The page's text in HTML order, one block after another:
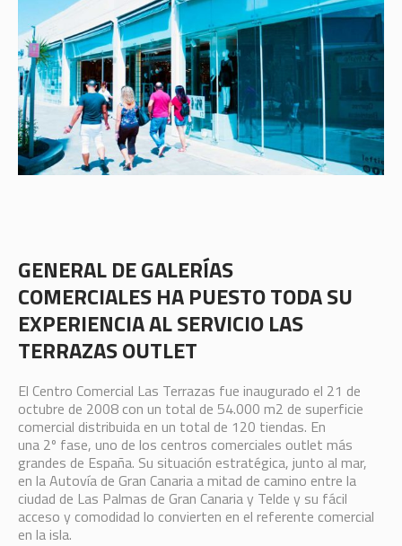
GENERAL DE GALERÍAS
COMERCIALESHA PUESTO TODA SU
EXPERIENCIA AL SERVICIO LAS
TERRAZAS OUTLET
El Centro Comercial Las Terrazas fue inaugurado el 21 de
octubre de 2008 con un total de 54.000 m2 de superficie
comercial distribuida en un total de 120 tiendas. En
una 2º fase, uno de los centros comerciales outlet más
grandes de España. Su situación estratégica, junto al mar,
en la Autovía de Gran Canaria a mitad de camino entre la
ciudad de Las Palmas de Gran Canaria y Telde y su fácil
acceso y comodidad lo convierten en el referente comercial
en la isla.